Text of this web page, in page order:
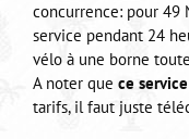
concurrence: pour 49
service pendant 24
vélo à une borne
A noter que ce
tarifs, il faut juste